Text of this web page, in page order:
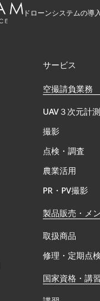
ドローンシステムの導
サービス
空撮請負業務
UAV３次元計
撮影
点検・調査
農業活用
PR・PV撮影
製品販売・メ
取扱商品
修理・定期点
国家資格・講